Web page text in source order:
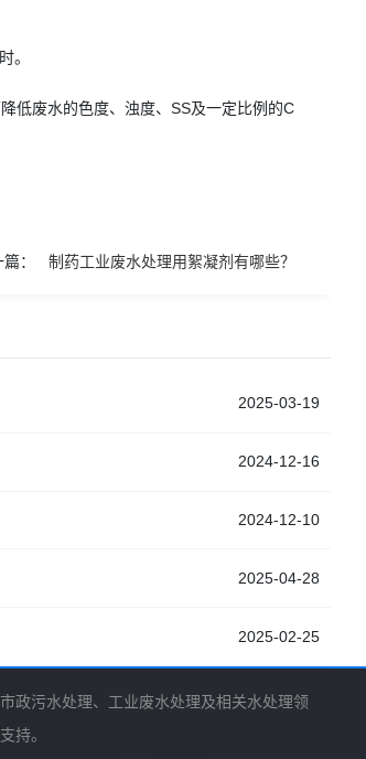
。
低废水的色度、浊度、SS及一定比例的C
： 制药工业废水处理用絮凝剂有哪些？
2025-03-19
2024-12-16
2024-12-10
2025-04-28
2025-02-25
政污水处理、工业废水处理及相关水处理领
持。